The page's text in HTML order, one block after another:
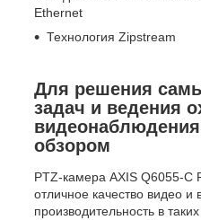
Ethernet
Для решения
задач и ведения
обзором
PTZ-камера AXIS Q6055-C
отличное качество видео и
производительность в